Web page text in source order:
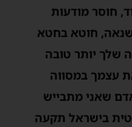
חוסר מודעות
שנאה, חוטא בחטא
שלך יותר טובה
עצמך במסווה
שאני מתבייש
בישראל תקעה